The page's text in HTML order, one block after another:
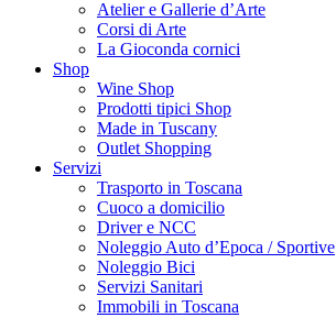
Atelier e Gallerie d’Arte
Corsi di Arte
La Gioconda cornici
Shop
Wine Shop
Prodotti tipici Shop
Made in Tuscany
Outlet Shopping
Servizi
Trasporto in Toscana
Cuoco a domicilio
Driver e NCC
Noleggio Auto d’Epoca / Sportive
Noleggio Bici
Servizi Sanitari
Immobili in Toscana